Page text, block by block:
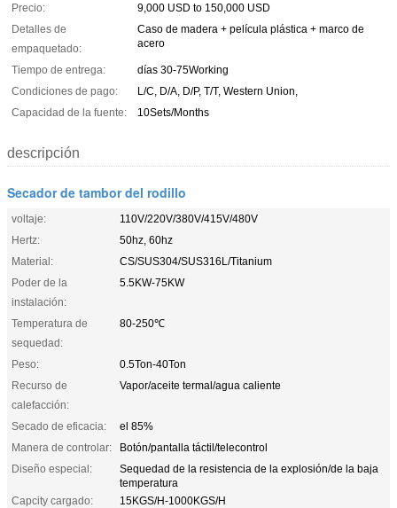
Precio:
9,000 USD to 150,000 USD
Detalles de
empaquetado:
Caso de madera + película plástica + marco de
acero
Tiempo de entrega:
días 30-75Working
Condiciones de pago:
L/C, D/A, D/P, T/T, Western Union,
Capacidad de la fuente:
10Sets/Months
descripción
Secador de tambor del rodillo
voltaje:
110V/220V/380V/415V/480V
Hertz:
50hz, 60hz
Material:
CS/SUS304/SUS316L/Titanium
Poder de la
instalación:
5.5KW-75KW
Temperatura de
sequedad:
80-250℃
Peso:
0.5Ton-40Ton
Recurso de
calefacción:
Vapor/aceite termal/agua caliente
Secado de eficacia:
el 85%
Manera de controlar:
Botón/pantalla táctil/telecontrol
Diseño especial:
Sequedad de la resistencia de la explosión/de la baja
temperatura
Capcity cargado:
15KGS/H-1000KGS/H